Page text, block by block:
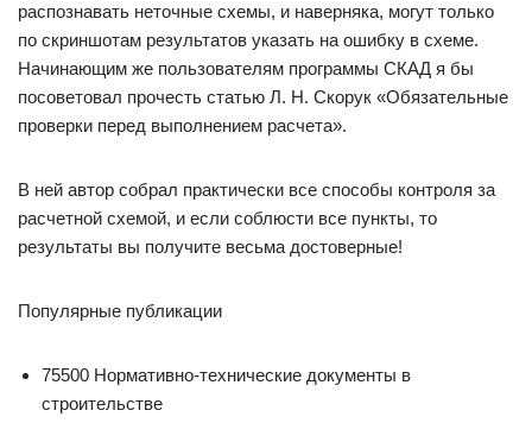
распознавать неточные схемы, и наверняка, могут только
по скриншотам результатов указать на ошибку в схеме.
Начинающим же пользователям программы СКАД я бы
посоветовал прочесть статью Л. Н. Скорук «Обязательные
проверки перед выполнением расчета».
В ней автор собрал практически все способы контроля за
расчетной схемой, и если соблюсти все пункты, то
результаты вы получите весьма достоверные!
Популярные публикации
75500 Нормативно-технические документы в
строительстве